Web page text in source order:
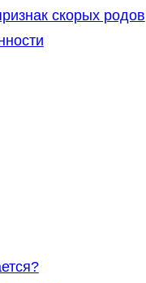
скорых родов